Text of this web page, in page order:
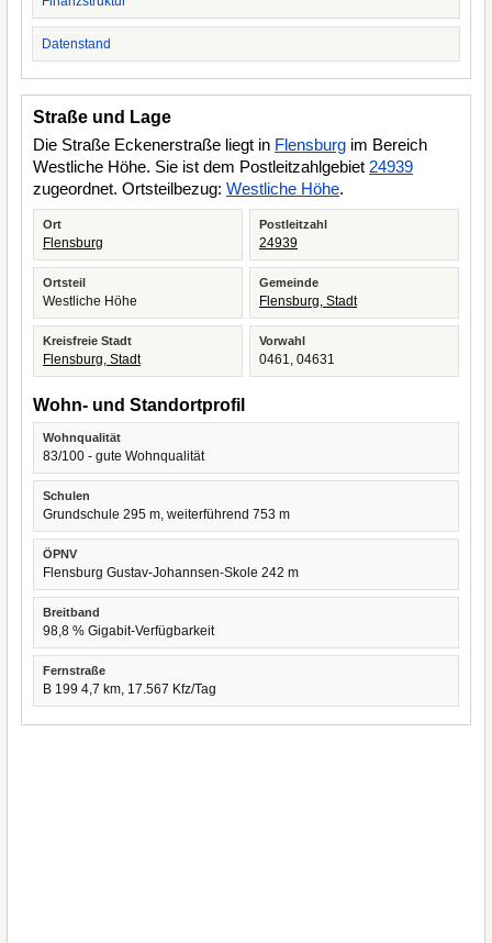
Datenstand
Straße und Lage
Die Straße Eckenerstraße liegt in Flensburg im Bereich
Westliche Höhe. Sie ist dem Postleitzahlgebiet 24939
zugeordnet. Ortsteilbezug: Westliche Höhe.
Ort
Flensburg
Postleitzahl
24939
Ortsteil
Westliche Höhe
Gemeinde
Flensburg, Stadt
Kreisfreie Stadt
Flensburg, Stadt
Vorwahl
0461, 04631
Wohn- und Standortprofil
Wohnqualität
83/100 - gute Wohnqualität
Schulen
Grundschule 295 m, weiterführend 753 m
ÖPNV
Flensburg Gustav-Johannsen-Skole 242 m
Breitband
98,8 % Gigabit-Verfügbarkeit
Fernstraße
B 199 4,7 km, 17.567 Kfz/Tag